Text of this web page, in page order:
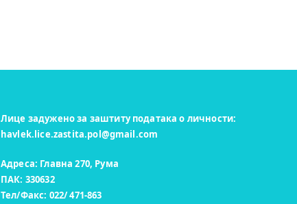
Лице задужено за заштиту података о личности:
havlek.lice.zastita.pol@gmail.com
Адреса: Главна 270, Рума
ПАК: 330632
Тел/Факс: 022/ 471-863